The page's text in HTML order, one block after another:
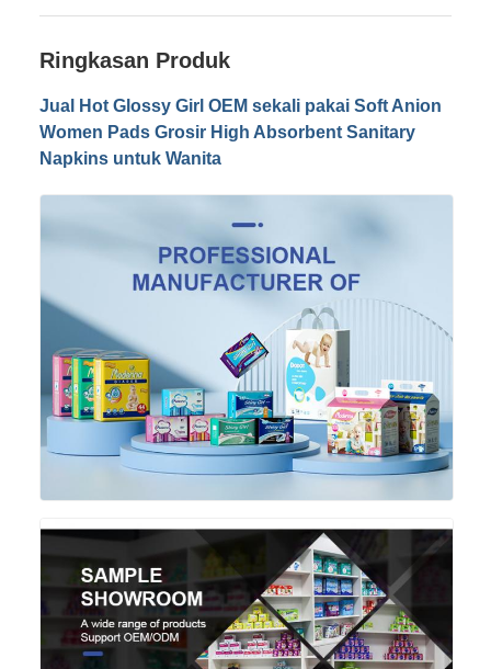
Ringkasan Produk
Jual Hot Glossy Girl OEM sekali pakai Soft Anion
Women Pads Grosir High Absorbent Sanitary
Napkins untuk Wanita